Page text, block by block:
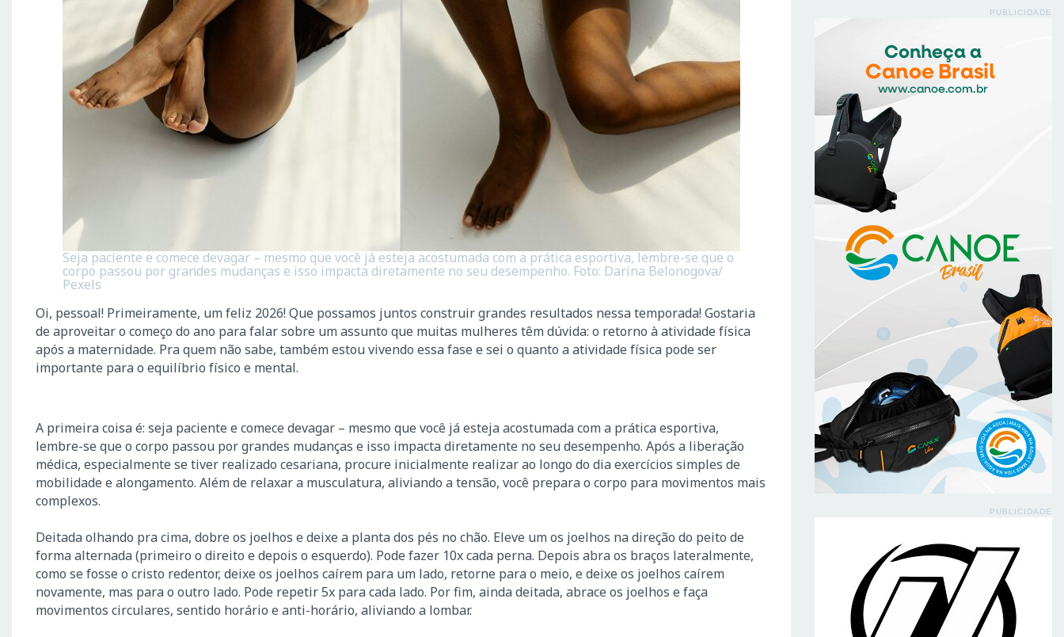
Seja paciente e comece devagar – mesmo que você já esteja acostumada com a prática esportiva, lembre-se que o
corpo passou por grandes mudanças e isso impacta diretamente no seu desempenho. Foto: Darina Belonogova/
Pexels
Oi, pessoal! Primeiramente, um feliz 2026! Que possamos juntos construir grandes resultados nessa temporada! Gostaria
de aproveitar o começo do ano para falar sobre um assunto que muitas mulheres têm dúvida: o retorno à atividade física
após a maternidade. Pra quem não sabe, também estou vivendo essa fase e sei o quanto a atividade física pode ser
importante para o equilíbrio físico e mental.
A primeira coisa é: seja paciente e comece devagar – mesmo que você já esteja acostumada com a prática esportiva,
lembre-se que o corpo passou por grandes mudanças e isso impacta diretamente no seu desempenho. Após a liberação
médica, especialmente se tiver realizado cesariana, procure inicialmente realizar ao longo do dia exercícios simples de
mobilidade e alongamento. Além de relaxar a musculatura, aliviando a tensão, você prepara o corpo para movimentos mais
complexos.
Deitada olhando pra cima, dobre os joelhos e deixe a planta dos pés no chão. Eleve um os joelhos na direção do peito de
forma alternada (primeiro o direito e depois o esquerdo). Pode fazer 10x cada perna. Depois abra os braços lateralmente,
como se fosse o cristo redentor, deixe os joelhos caírem para um lado, retorne para o meio, e deixe os joelhos caírem
novamente, mas para o outro lado. Pode repetir 5x para cada lado. Por fim, ainda deitada, abrace os joelhos e faça
movimentos circulares, sentido horário e anti-horário, aliviando a lombar.
PUBLICIDADE
PUBLICIDADE